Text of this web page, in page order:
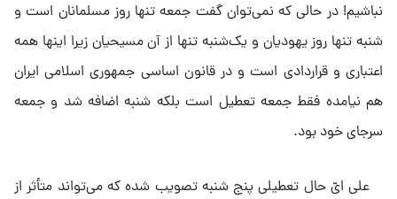
نباشیم! در حالی که نمی‌توان گفت جمعه تنها روز مسلمانان است و
شنبه تنها روز یهودیان و یک‌شنبه تنها از آن مسیحیان زیرا اینها همه
اعتباری و قراردادی است و در قانون اساسی جمهوری اسلامی ایران
هم نیامده فقط جمعه تعطیل است بلکه شنبه اضافه شد و جمعه
سرجای خود بود.
علی ایّ حال تعطیلی پنج شنبه تصویب شده که می‌تواند متأثر از